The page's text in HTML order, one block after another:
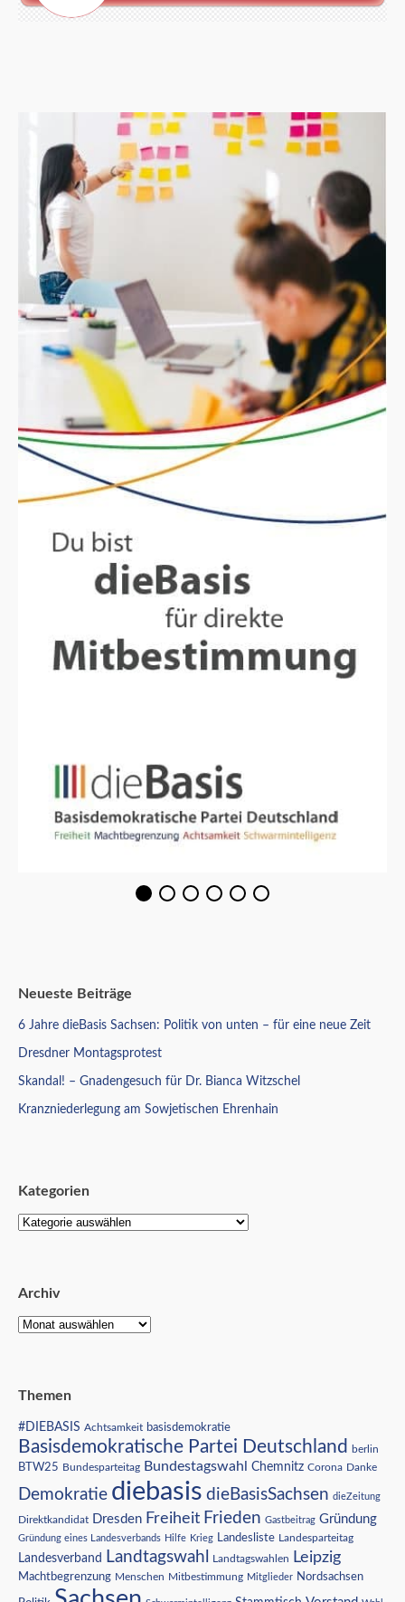
Neueste Beiträge
6 Jahre dieBasis Sachsen: Politik von unten – für eine neue Zeit
Dresdner Montagsprotest
Skandal! – Gnadengesuch für Dr. Bianca Witzschel
Kranzniederlegung am Sowjetischen Ehrenhain
Kategorien
Archiv
Themen
#DIEBASIS Achtsamkeit basisdemokratie
Basisdemokratische Partei Deutschland berlin
BTW25 Bundesparteitag Bundestagswahl Chemnitz Corona Danke
Demokratie diebasis dieBasisSachsen dieZeitung
Direktkandidat Dresden Freiheit Frieden Gastbeitrag Gründung
Gründung eines Landesverbands Hilfe Krieg Landesliste Landesparteitag
Landesverband Landtagswahl Landtagswahlen Leipzig
Machtbegrenzung Menschen Mitbestimmung Mitglieder Nordsachsen